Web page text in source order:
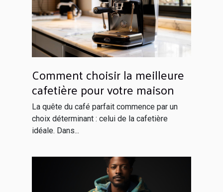
Comment choisir la meilleure
cafetière pour votre maison
La quête du café parfait commence par un
choix déterminant : celui de la cafetière
idéale. Dans...